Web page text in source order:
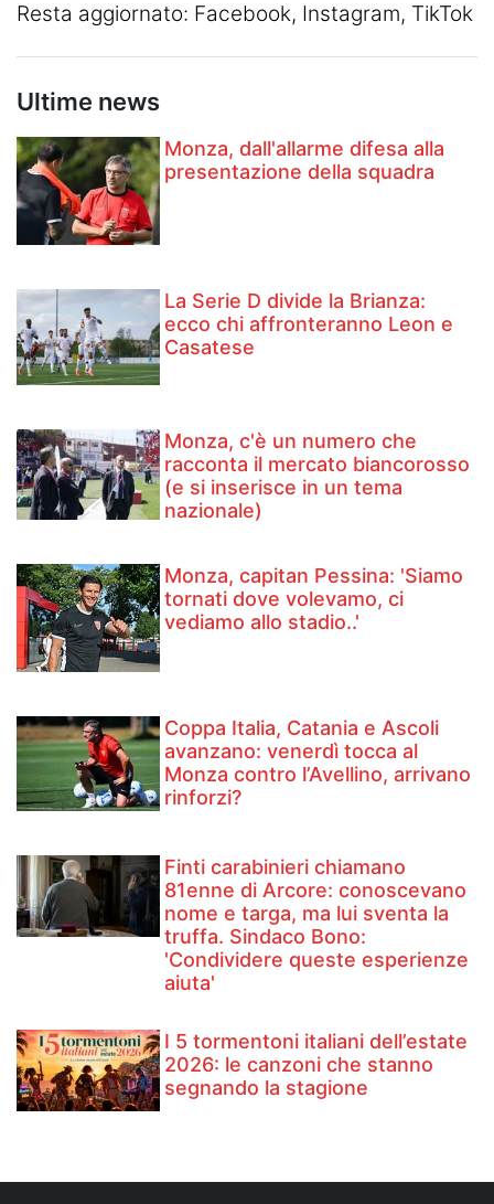
Resta aggiornato: Facebook, Instagram, TikTok
Ultime news
Monza, dall'allarme difesa alla
presentazione della squadra
La Serie D divide la Brianza:
ecco chi affronteranno Leon e
Casatese
Monza, c'è un numero che
racconta il mercato biancorosso
(e si inserisce in un tema
nazionale)
Monza, capitan Pessina: 'Siamo
tornati dove volevamo, ci
vediamo allo stadio..'
Coppa Italia, Catania e Ascoli
avanzano: venerdì tocca al
Monza contro l’Avellino, arrivano
rinforzi?
Finti carabinieri chiamano
81enne di Arcore: conoscevano
nome e targa, ma lui sventa la
truffa. Sindaco Bono:
'Condividere queste esperienze
aiuta'
I 5 tormentoni italiani dell’estate
2026: le canzoni che stanno
segnando la stagione